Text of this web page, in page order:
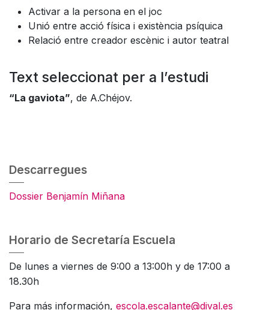
Activar a la persona en el joc
Unió entre acció física i existència psíquica
Relació entre creador escènic i autor teatral
Text seleccionat per a l’estudi
“La gaviota”, de A.Chéjov.
Descarregues
Dossier Benjamín Miñana
Horario de Secretaría Escuela
De lunes a viernes de 9:00 a 13:00h y de 17:00 a
18.30h
Para más información, escola.escalante@dival.es